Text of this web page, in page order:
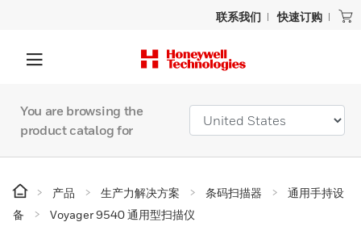
联系我们 快速订购
You are browsing the
product catalog for
产品 生产力解决方案 条码扫描器
通用手持设
备
Voyager 9540 通用型扫描仪